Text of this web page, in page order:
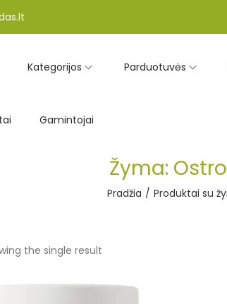
Kategorijos Parduotuvės
Gamintojai
Žyma:
Pradžia / Produktai su
the single result